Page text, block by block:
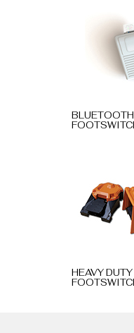
BLUETOOTH
HEAVY DUTY